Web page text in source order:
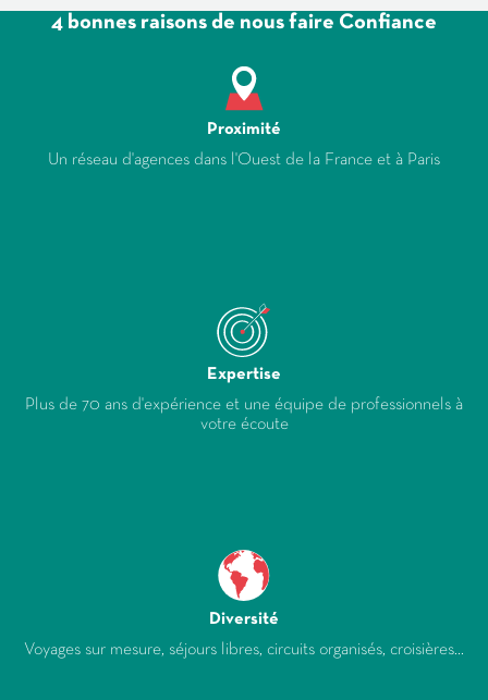
4 bonnes raisons de nous faire Confiance
Proximité
Un réseau d'agences dans l'Ouest de la France et à Paris
Expertise
Plus de 70 ans d'expérience et une équipe de professionnels à
votre écoute
Diversité
Voyages sur mesure, séjours libres, circuits organisés, croisières...